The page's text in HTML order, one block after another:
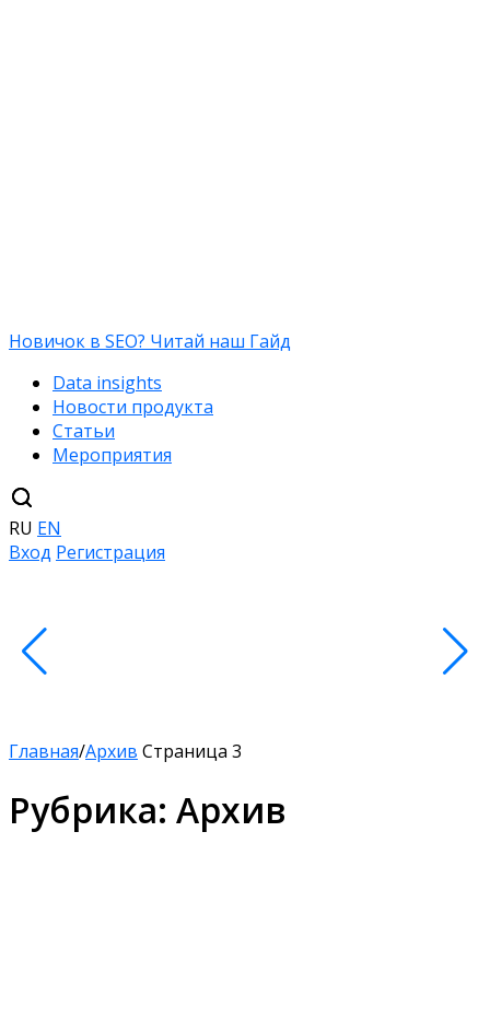
Новичок в SEO? Читай наш Гайд
Data insights
Новости продукта
Статьи
Мероприятия
RU EN
Вход Регистрация
Главная/Архив Страница 3
Рубрика: Архив